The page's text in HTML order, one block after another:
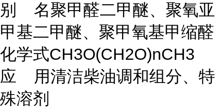
别 名聚甲醛二甲醚、聚氧亚
甲基二甲醚、聚甲氧基甲缩醛
化学式CH3O(CH2O)nCH3
应 用清洁柴油调和组分、特
殊溶剂